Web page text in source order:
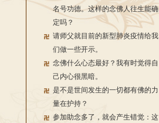
名号功德。这样的念佛人往生能确
定吗？
请师父就目前的新型肺炎疫情给我
们做一些开示。
念佛什么心态最好？我有时觉得自
己内心很黑暗。
是不是世间发生的一切都有佛的力
量在护持？
参加助念多了，就会产生错觉：这